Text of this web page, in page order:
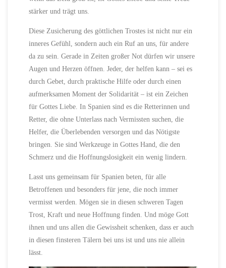
stärker und trägt uns.
Diese Zusicherung des göttlichen Trostes ist nicht nur ein
inneres Gefühl, sondern auch ein Ruf an uns, für andere
da zu sein. Gerade in Zeiten großer Not dürfen wir unsere
Augen und Herzen öffnen. Jeder, der helfen kann – sei es
durch Gebet, durch praktische Hilfe oder durch einen
aufmerksamen Moment der Solidarität – ist ein Zeichen
für Gottes Liebe. In Spanien sind es die Retterinnen und
Retter, die ohne Unterlass nach Vermissten suchen, die
Helfer, die Überlebenden versorgen und das Nötigste
bringen. Sie sind Werkzeuge in Gottes Hand, die den
Schmerz und die Hoffnungslosigkeit ein wenig lindern.
Lasst uns gemeinsam für Spanien beten, für alle
Betroffenen und besonders für jene, die noch immer
vermisst werden. Mögen sie in diesen schweren Tagen
Trost, Kraft und neue Hoffnung finden. Und möge Gott
ihnen und uns allen die Gewissheit schenken, dass er auch
in diesen finsteren Tälern bei uns ist und uns nie allein
lässt.